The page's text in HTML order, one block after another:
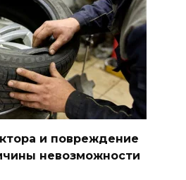
и повреждение
невозможности